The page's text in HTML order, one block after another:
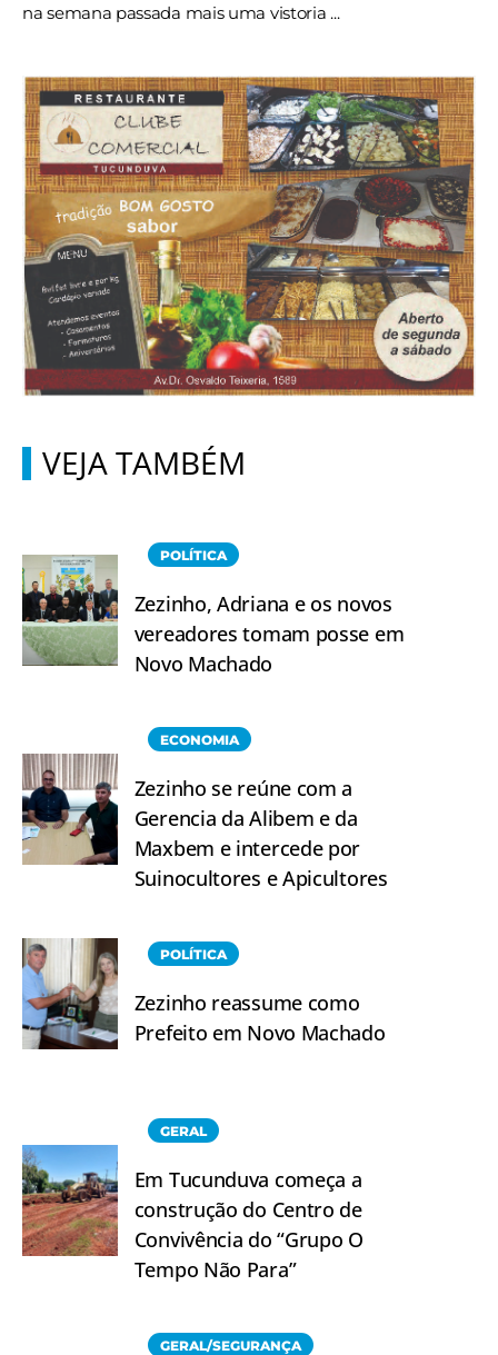
na semana passada mais uma vistoria ...
VEJA TAMBÉM
POLÍTICA
Zezinho, Adriana e os novos
vereadores tomam posse em
Novo Machado
ECONOMIA
Zezinho se reúne com a
Gerencia da Alibem e da
Maxbem e intercede por
Suinocultores e Apicultores
POLÍTICA
Zezinho reassume como
Prefeito em Novo Machado
GERAL
Em Tucunduva começa a
construção do Centro de
Convivência do “Grupo O
Tempo Não Para”
GERAL/SEGURANÇA